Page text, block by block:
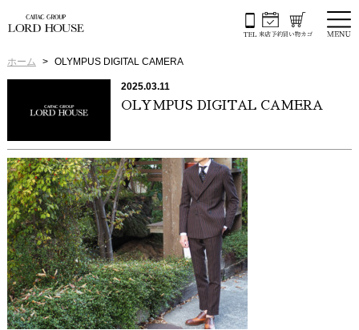
ホーム OLYMPUS DIGITAL CAMERA
2025.03.11
OLYMPUS DIGITAL CAMERA